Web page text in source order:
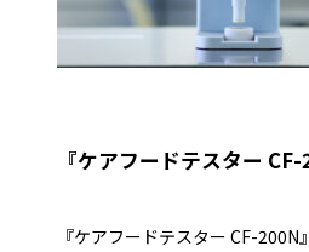
『ケアフードテスター CF-
『ケアフードテスター CF-200N』